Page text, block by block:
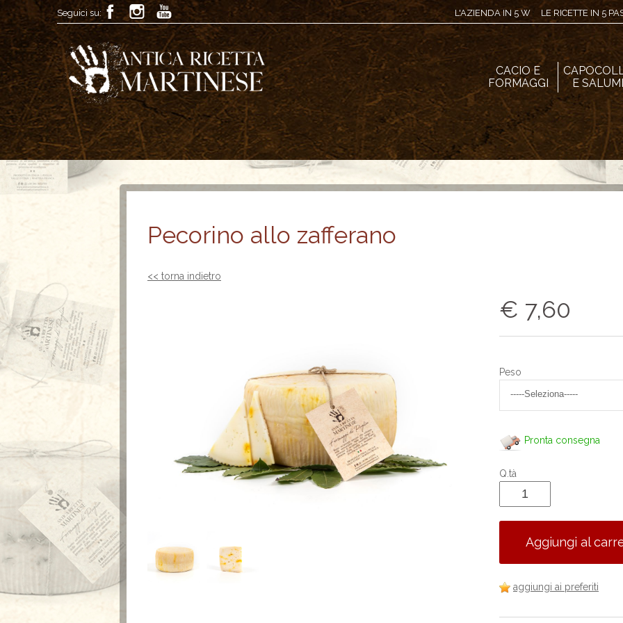
Seguici su: L'AZIENDA IN 5 W LE RICETTE IN 5
CACIO E
FORMAGGI
E SALUMI
Pecorino allo zafferano
<< torna indietro
€ 7,60
Peso
Pronta consegna
Q.tà
Aggiungi al
aggiungi ai preferiti